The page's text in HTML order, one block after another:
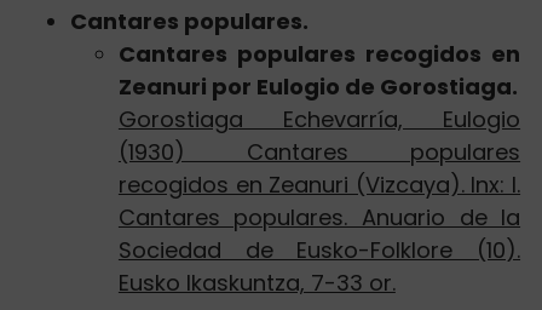
Cantares populares.
Cantares populares recogidos en
Zeanuri por Eulogio de Gorostiaga.
Gorostiaga Echevarría, Eulogio
(1930) Cantares populares
recogidos en Zeanuri (Vizcaya). Inx: I.
Cantares populares. Anuario de la
Sociedad de Eusko-Folklore (10).
Eusko Ikaskuntza, 7-33 or.